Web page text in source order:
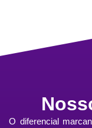
O diferencial